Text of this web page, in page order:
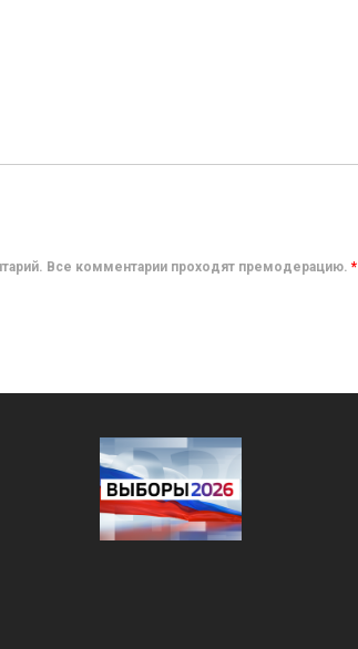
Все комментарии проходят премодерацию. *